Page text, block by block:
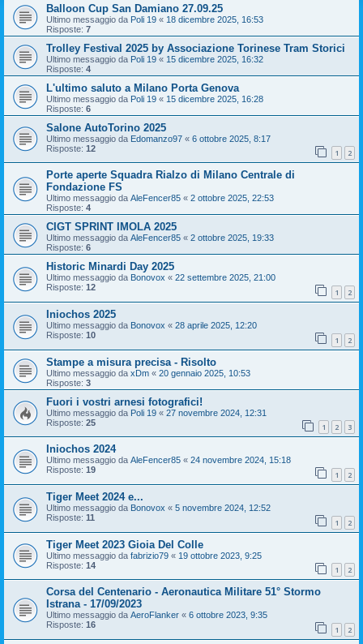
Balloon Cup San Damiano 27.09.25
Ultimo messaggio da Poli 19 « 18 dicembre 2025, 16:53
Risposte: 7
Trolley Festival 2025 by Associazione Torinese Tram Storici
Ultimo messaggio da Poli 19 « 15 dicembre 2025, 16:32
Risposte: 4
L'ultimo saluto a Milano Porta Genova
Ultimo messaggio da Poli 19 « 15 dicembre 2025, 16:28
Risposte: 6
Salone AutoTorino 2025
Ultimo messaggio da Edomanzo97 « 6 ottobre 2025, 8:17
Risposte: 12 1 2
Porte aperte Squadra Rialzo di Milano Centrale di
Fondazione FS
Ultimo messaggio da AleFencer85 « 2 ottobre 2025, 22:53
Risposte: 4
CIGT SPRINT IMOLA 2025
Ultimo messaggio da AleFencer85 « 2 ottobre 2025, 19:33
Risposte: 6
Historic Minardi Day 2025
Ultimo messaggio da Bonovox « 22 settembre 2025, 21:00
Risposte: 12 1 2
Iniochos 2025
Ultimo messaggio da Bonovox « 28 aprile 2025, 12:20
Risposte: 10 1 2
Stampe a misura precisa - Risolto
Ultimo messaggio da xDm « 20 gennaio 2025, 10:53
Risposte: 3
Fuori i vostri arnesi fotografici!
Ultimo messaggio da Poli 19 « 27 novembre 2024, 12:31
Risposte: 25 1 2 3
Iniochos 2024
Ultimo messaggio da AleFencer85 « 24 novembre 2024, 15:18
Risposte: 19 1 2
Tiger Meet 2024 e...
Ultimo messaggio da Bonovox « 5 novembre 2024, 12:52
Risposte: 11 1 2
Tiger Meet 2023 Gioia Del Colle
Ultimo messaggio da fabrizio79 « 19 ottobre 2023, 9:25
Risposte: 14 1 2
Corsa del Centenario - Aeronautica Militare 51° Stormo
Istrana - 17/09/2023
Ultimo messaggio da AeroFlanker « 6 ottobre 2023, 9:35
Risposte: 16 1 2